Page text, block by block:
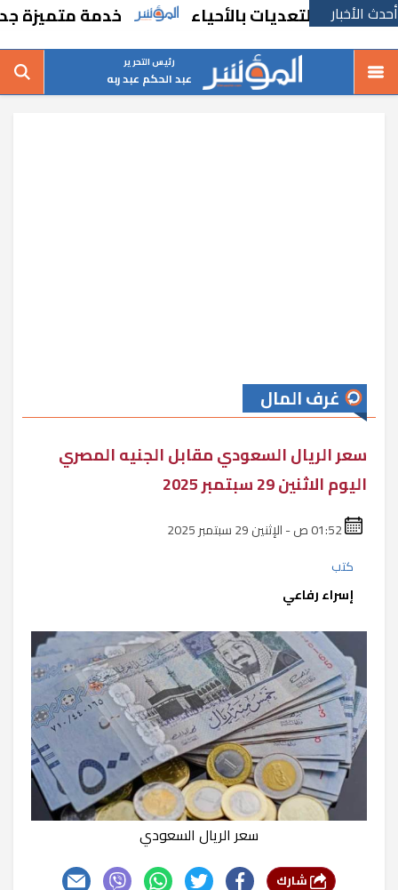
أحدث الأخبار بالأحياء خدمة متميزة جديدة
رئيس التحرير
عبد الحكم عبد ربه
غرف المال
سعر الريال السعودي مقابل الجنيه المصري
اليوم الاثنين 29 سبتمبر 2025
كتب
إسراء رفاعي
سعر الريال السعودي